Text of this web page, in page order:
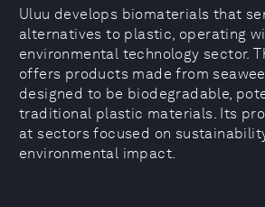
Uluu develops biomaterials that
alternatives to plastic, operating
environmental technology sector.
offers products made from
designed to be biodegradable,
traditional plastic materials. Its
at sectors focused on
environmental impact.